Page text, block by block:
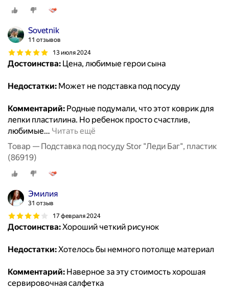
Sovetnik
11 отзывов
13 июля 2024
Достоинства: Цена, любимые герои сына
Недостатки: Может не подставка под посуду
Комментарий: Родные подумали, что этот коврик для
лепки пластилина. Но ребенок просто счастлив,
любимые… Читать ещё
Товар — Подставка под посуду Stor "Леди Баг", пластик
(86919)
Эмилия
31 отзыв
17 февраля 2024
Достоинства:Хороший четкий рисунок
Недостатки:Хотелось бы немного потолще материал
Комментарий: Наверное за эту стоимость хорошая
сервировочная салфетка